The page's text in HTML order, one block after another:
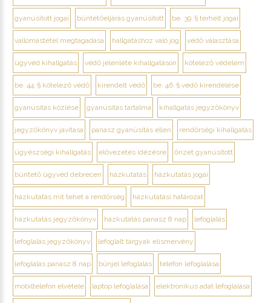
gyanúsított jogai büntetőeljárás gyanúsított be. 39. § terhelt jogai
vallomástétel megtagadása hallgatáshoz való jog védő választása
ügyvéd kihallgatás védő jelenléte kihallgatáson kötelező védelem
be. 44. § kötelező védő kirendelt védő be. 46. § védő kirendelése
gyanúsítás közlése gyanúsítás tartalma kihallgatás jegyzőkönyv
jegyzőkönyv javítása panasz gyanúsítás ellen rendőrségi kihallgatás
ügyészségi kihallgatás elővezetés idézésre őrizet gyanúsított
büntető ügyvéd debrecen házkutatás házkutatás jogai
házkutatás mit tehet a rendőrség házkutatási határozat
házkutatás jegyzőkönyv házkutatás panasz 8 nap lefoglalás
lefoglalás jegyzőkönyv lefoglalt tárgyak elismervény
lefoglalás panasz 8 nap bűnjel lefoglalás telefon lefoglalása
mobiltelefon elvétele laptop lefoglalása elektronikus adat lefoglalása